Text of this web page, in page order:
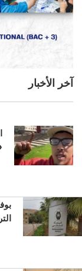
آخر الأخبار